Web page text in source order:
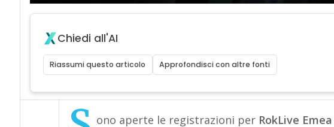
Chiedi all'AI
Riassumi questo articolo Approfondisci con altre fonti
ono aperte le registrazioni per RokLive